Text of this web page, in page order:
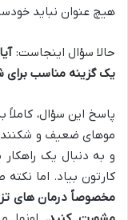
هیچ عنوان نباید
حالا سؤال اینجاست:
یک گزینه مناسب
پاسخ این سؤال،
موهای ضعیف و
و به دنبال یک
کارتون بیاد. اما
مخصوصاً درمان های